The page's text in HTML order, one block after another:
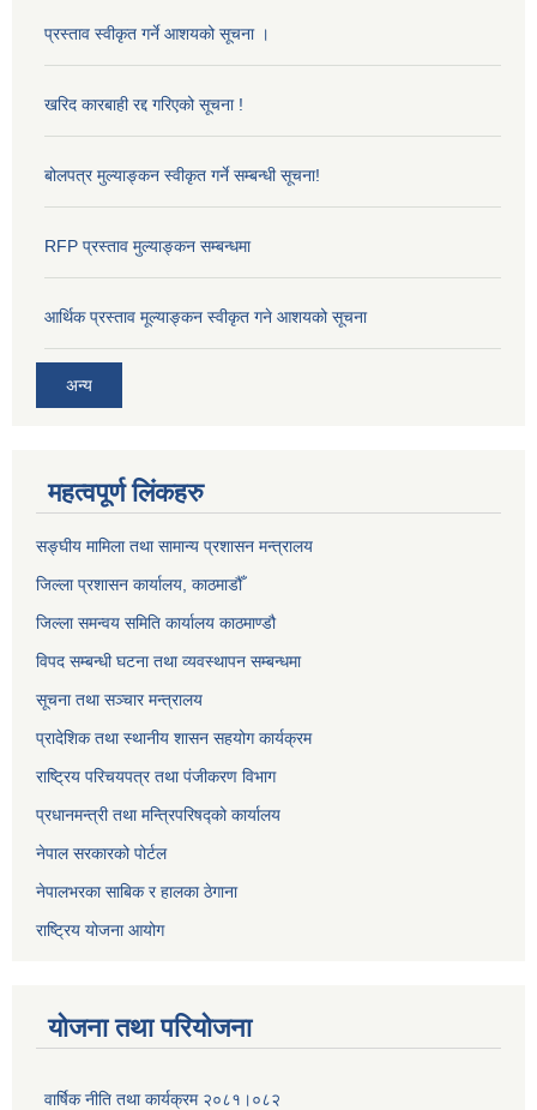
प्रस्ताव स्वीकृत गर्ने आशयको सूचना ।
खरिद कारबाही रद्द गरिएको सूचना !
बोलपत्र मुल्याङ्कन स्वीकृत गर्ने सम्बन्धी सूचना!
RFP प्रस्ताव मुल्याङ्कन सम्बन्धमा
आर्थिक प्रस्ताव मूल्याङ्कन स्वीकृत गने आशयको सूचना
अन्य
महत्वपूर्ण लिंकहरु
सङ्‍घीय मामिला तथा सामान्य प्रशासन मन्त्रालय
जिल्ला प्रशासन कार्यालय, काठमाडौँ
जिल्ला समन्वय समिति कार्यालय काठमाण्ड‌ौ
विपद सम्बन्धी घटना तथा व्यवस्थापन सम्बन्धमा
सूचना तथा सञ्चार मन्त्रालय
प्रादेशिक तथा स्थानीय शासन सहयोग कार्यक्रम
राष्ट्रिय परिचयपत्र तथा पंजीकरण विभाग
प्रधानमन्त्री तथा मन्त्रिपरिषद्को कार्यालय
नेपाल सरकारको पोर्टल
नेपालभरका साबिक र हालका ठेगाना
राष्ट्रिय योजना आयोग
योजना तथा परियोजना
वार्षिक नीति तथा कार्यक्रम २०८१।०८२